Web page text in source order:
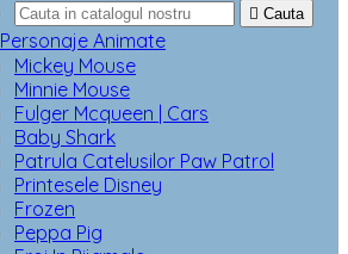
 Cauta
Personaje Animate
Mickey Mouse
Minnie Mouse
Fulger Mcqueen | Cars
Baby Shark
Patrula Catelusilor Paw Patrol
Printesele Disney
Frozen
Peppa Pig